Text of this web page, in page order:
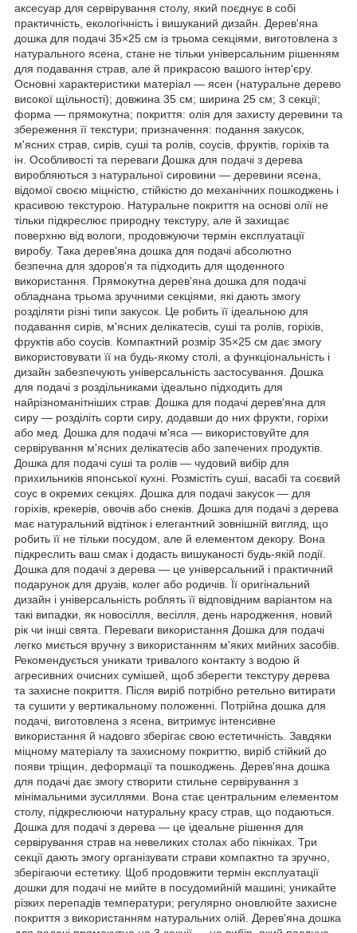
аксесуар для сервірування столу, який поєднує в собі
практичність, екологічність і вишуканий дизайн. Дерев'яна
дошка для подачі 35×25 см із трьома секціями, виготовлена з
натурального ясена, стане не тільки універсальним рішенням
для подавання страв, але й прикрасою вашого інтер'єру.
Основні характеристики матеріал — ясен (натуральне дерево
високої щільності); довжина 35 см; ширина 25 см; 3 секції;
форма — прямокутна; покриття: олія для захисту деревини та
збереження її текстури; призначення: подання закусок,
м'ясних страв, сирів, суші та ролів, соусів, фруктів, горіхів та
ін. Особливості та переваги Дошка для подачі з дерева
виробляються з натуральної сировини — деревини ясена,
відомої своєю міцністю, стійкістю до механічних пошкоджень і
красивою текстурою. Натуральне покриття на основі олії не
тільки підкреслює природну текстуру, але й захищає
поверхню від вологи, продовжуючи термін експлуатації
виробу. Така дерев'яна дошка для подачі абсолютно
безпечна для здоров'я та підходить для щоденного
використання. Прямокутна дерев'яна дошка для подачі
обладнана трьома зручними секціями, які дають змогу
розділяти різні типи закусок. Це робить її ідеальною для
подавання сирів, м'ясних делікатесів, суші та ролів, горіхів,
фруктів або соусів. Компактний розмір 35×25 см дає змогу
використовувати її на будь-якому столі, а функціональність і
дизайн забезпечують універсальність застосування. Дошка
для подачі з роздільниками ідеально підходить для
найрізноманітніших страв: Дошка для подачі дерев'яна для
сиру — розділіть сорти сиру, додавши до них фрукти, горіхи
або мед. Дошка для подачі м'яса — використовуйте для
сервірування м'ясних делікатесів або запечених продуктів.
Дошка для подачі суші та ролів — чудовий вибір для
прихильників японської кухні. Розмістіть суші, васабі та соєвий
соус в окремих секціях. Дошка для подачі закусок — для
горіхів, крекерів, овочів або снеків. Дошка для подачі з дерева
має натуральний відтінок і елегантний зовнішній вигляд, що
робить її не тільки посудом, але й елементом декору. Вона
підкреслить ваш смак і додасть вишуканості будь-якій події.
Дошка для подачі з дерева — це універсальний і практичний
подарунок для друзів, колег або родичів. Її оригінальний
дизайн і універсальність роблять її відповідним варіантом на
такі випадки, як новосілля, весілля, день народження, новий
рік чи інші свята. Переваги використання Дошка для подачі
легко миється вручну з використанням м'яких мийних засобів.
Рекомендується уникати тривалого контакту з водою й
агресивних очисних сумішей, щоб зберегти текстуру дерева
та захисне покриття. Після виріб потрібно ретельно витирати
та сушити у вертикальному положенні. Потрійна дошка для
подачі, виготовлена з ясена, витримує інтенсивне
використання й надовго зберігає свою естетичність. Завдяки
міцному матеріалу та захисному покриттю, виріб стійкий до
появи тріщин, деформації та пошкоджень. Дерев'яна дошка
для подачі дає змогу створити стильне сервірування з
мінімальними зусиллями. Вона стає центральним елементом
столу, підкреслюючи натуральну красу страв, що подаються.
Дошка для подачі з дерева — це ідеальне рішення для
сервірування страв на невеликих столах або пікніках. Три
секції дають змогу організувати страви компактно та зручно,
зберігаючи естетику. Щоб продовжити термін експлуатації
дошки для подачі не мийте в посудомийній машині; уникайте
різких перепадів температури; регулярно оновлюйте захисне
покриття з використанням натуральних олій. Дерев'яна дошка